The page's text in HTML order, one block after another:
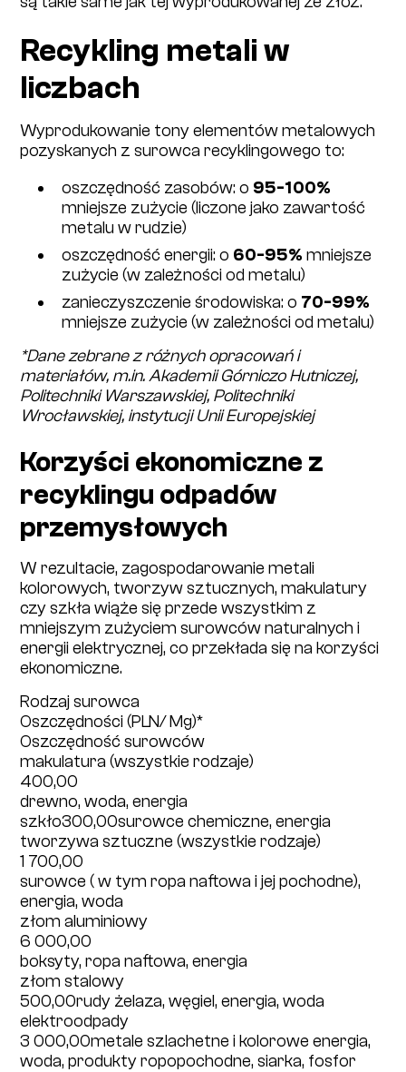
Recykling metali w
liczbach
Wyprodukowanie​ tony elementów metalowych
pozyskanych z surowca recyklingowego ​to:
oszczędność zasobów: o​ 95-100%
mniejsze zużycie (liczone jako zawartość
metalu w rudzie)
oszczędność energii: ​o 60-95% ​mniejsze
zużycie (w zależności od metalu)
zanieczyszczenie środowiska: ​o 70-99%
mniejsze zużycie (w zależności od metalu)
*Dane zebrane z różnych opracowań i
materiałów, m.in. Akademii Górniczo Hutniczej,
Politechniki Warszawskiej, Politechniki
Wrocławskiej, instytucji Unii Europejskiej
Korzyści ekonomiczne z
recyklingu odpadów
przemysłowych
W rezultacie, zagospodarowanie metali
kolorowych, tworzyw sztucznych, makulatury
czy szkła wiąże się przede wszystkim z
mniejszym zużyciem surowców naturalnych i
energii elektrycznej, co przekłada się na korzyści
ekonomiczne.
Rodzaj surowca
Oszczędności (PLN/ Mg)*
Oszczędność surowców
makulatura (wszystkie rodzaje)
400,00
drewno, woda, energia
szkło300,00surowce chemiczne, energia
tworzywa sztuczne (wszystkie rodzaje)
1 700,00
surowce ( w tym ropa naftowa i jej pochodne),
energia, woda
złom aluminiowy
6 000,00
boksyty, ropa naftowa, energia
złom stalowy
500,00rudy żelaza, węgiel, energia, woda
elektroodpady
3 000,00metale szlachetne i kolorowe energia,
woda, produkty ropopochodne, siarka, fosfor